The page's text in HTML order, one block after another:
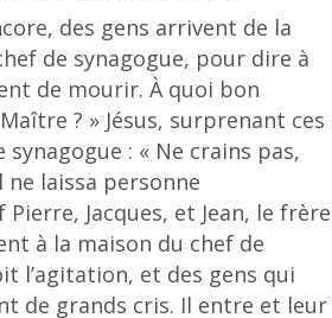
des gens arrivent de la
de synagogue, pour dire à
de mourir. À quoi bon
? » Jésus, surprenant ces
: « Ne crains pas,
ne laissa personne
Pierre, Jacques, et Jean, le frère
à la maison du chef de
l’agitation, et des gens qui
de grands cris. Il entre et leur